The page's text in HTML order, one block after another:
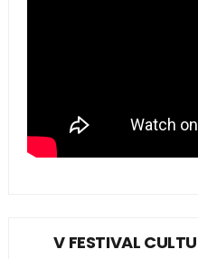
V FESTIVAL